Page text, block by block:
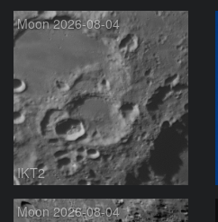
Moon 2026-08-04
IKT2
Moon 2026-08-04